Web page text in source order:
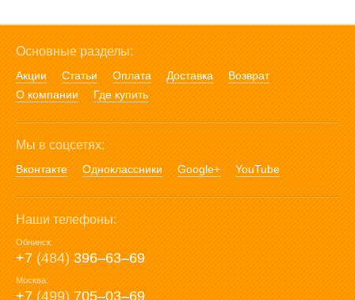
Основные разделы:
Акции Статьи Оплата Доставка
Возврат
О компании
Где купить
Мы в соцсетях:
Вконтакте Одноклассники Google+ YouTube
Наши телефоны:
Обнинск:
+7 (484) 396‒63‒69
Москва:
+7 (499) 705‒03‒69